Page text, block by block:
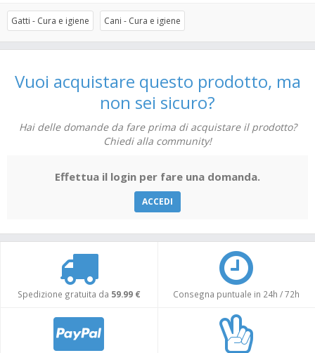
Repulsivo educativo indicato per disabituare cani e gatti a
sporcare nei luoghi esterni ed interni indesiderati, il prodotto si
spruzza in giardino, intorno alle aiuole, cancelli, muri esterni,
Gatti - Cura e igiene Cani - Cura e igiene
Vuoi acquistare questo prodotto, ma
non sei sicuro?
Hai delle domande da fare prima di acquistare il prodotto?
Chiedi alla community!
Effettua il login per fare una domanda.
ACCEDI
Spedizione gratuita da 59.99 € Consegna puntuale in 24h / 72h